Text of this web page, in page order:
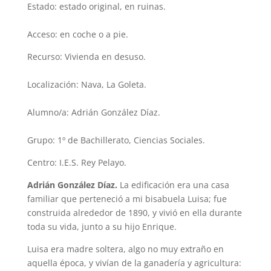
Estado: estado original, en ruinas.
Acceso: en coche o a pie.
Recurso: Vivienda en desuso.
Localización: Nava, La Goleta.
Alumno/a: Adrián González Díaz.
Grupo: 1º de Bachillerato, Ciencias Sociales.
Centro: I.E.S. Rey Pelayo.
Adrián González Díaz. La edificación era una casa
familiar que perteneció a mi bisabuela Luisa; fue
construida alrededor de 1890, y vivió en ella durante
toda su vida, junto a su hijo Enrique.
Luisa era madre soltera, algo no muy extraño en
aquella época, y vivían de la ganadería y agricultura: